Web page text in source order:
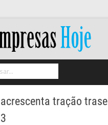
tração